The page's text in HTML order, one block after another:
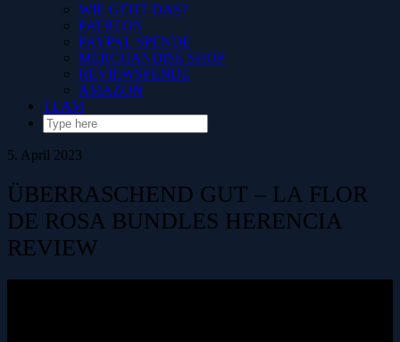
WIE GEHT DAS?
PATREON
PAYPAL SPENDE
MERCHANDISE SHOP
REVIEWSPENDE
AMAZON
TEAM
5. April 2023
ÜBERRASCHEND GUT – LA FLOR
DE ROSA BUNDLES HERENCIA
REVIEW